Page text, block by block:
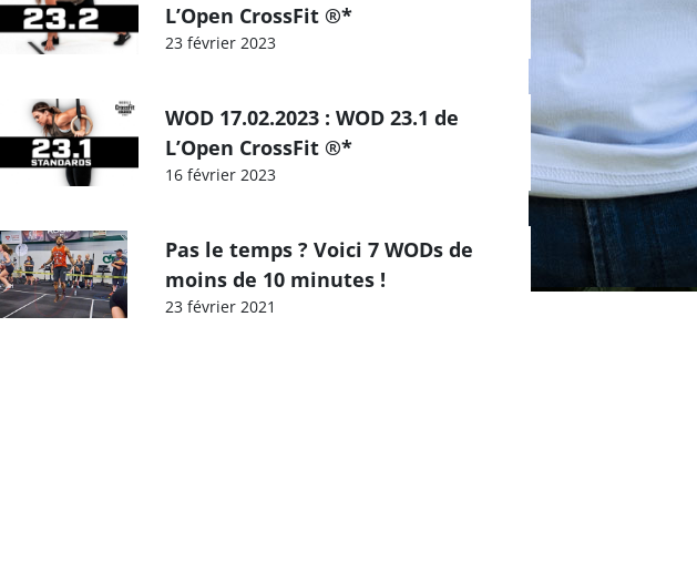
L’Open CrossFit ®*
23 février 2023
WOD 17.02.2023 : WOD 23.1 de
L’Open CrossFit ®*
16 février 2023
Pas le temps ? Voici 7 WODs de
moins de 10 minutes !
23 février 2021